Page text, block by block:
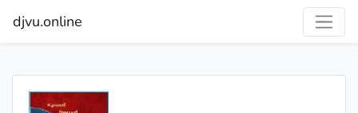
djvu.online